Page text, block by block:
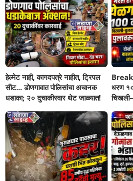
हेल्मेट नाही, कागदपत्रे नाहीत, ट्रिपल
सीट... डोणगावात पोलिसांचा अचानक
धडाका; २० दुचाकीस्वार थेट जाळ्यात!
धरण